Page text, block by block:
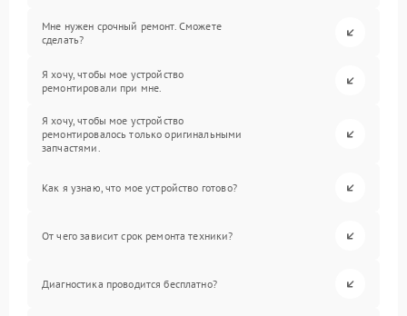
Мне нужен срочный ремонт. Сможете
сделать?
Я хочу, чтобы мое устройство
ремонтировали при мне.
Я хочу, чтобы мое устройство
ремонтировалось только оригинальными
запчастями.
Как я узнаю, что мое устройство готово?
От чего зависит срок ремонта техники?
Диагностика проводится бесплатно?